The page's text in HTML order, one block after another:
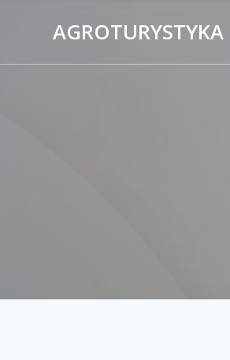
AGROTURYSTYKA